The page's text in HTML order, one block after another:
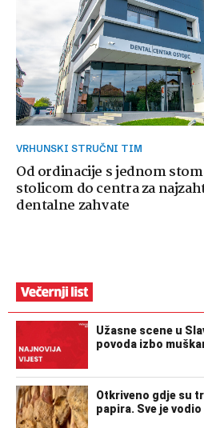
VRHUNSKI STRUČNI TIM
Od ordinacije s jednom
stolicom do centra za
dentalne zahvate